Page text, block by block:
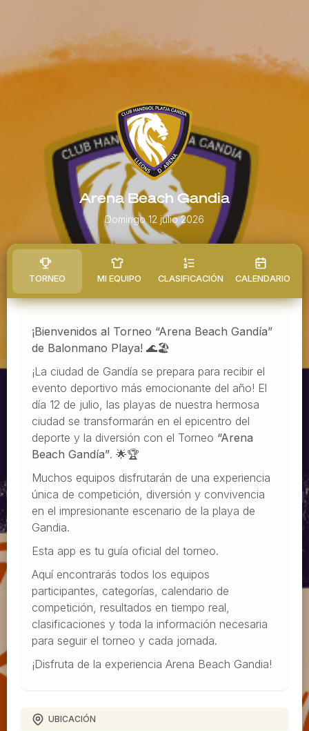
Arena Beach Gandia
Domingo 12 julio 2026
TORNEO MI EQUIPO CLASIFICACIÓN CALENDARIO
¡Bienvenidos al Torneo “Arena Beach Gandía”
de Balonmano Playa! 🌊🏖️
¡La ciudad de Gandía se prepara para recibir el
evento deportivo más emocionante del año! El
día 12 de julio, las playas de nuestra hermosa
ciudad se transformarán en el epicentro del
deporte y la diversión con el Torneo “Arena
Beach Gandía”. 🌟🏆
Muchos equipos disfrutarán de una experiencia
única de competición, diversión y convivencia
en el impresionante escenario de la playa de
Gandia.
Esta app es tu guía oficial del torneo.
Aquí encontrarás todos los equipos
participantes, categorías, calendario de
competición, resultados en tiempo real,
clasificaciones y toda la información necesaria
para seguir el torneo y cada jornada.
¡Disfruta de la experiencia Arena Beach Gandia!
UBICACIÓN